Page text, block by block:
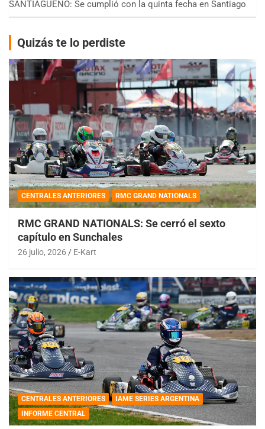
SANTIAGUEÑO: Se cumplió con la quinta fecha en Santiago
Quizás te lo perdiste
CENTRALES ANTERIORES RMC GRAND NATIONALS
RMC GRAND NATIONALS: Se cerró el sexto
capítulo en Sunchales
26 julio, 2026 E-Kart
CENTRALES ANTERIORES
IAME SERIES ARGENTINA
INFORME CENTRAL